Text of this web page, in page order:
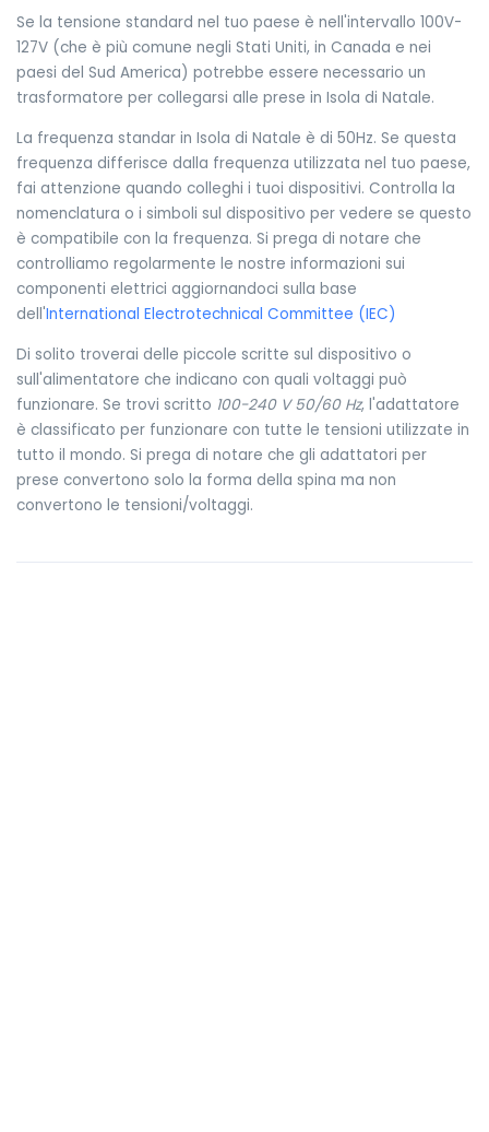
Se la tensione standard nel tuo paese è nell'intervallo 100V-
127V (che è più comune negli Stati Uniti, in Canada e nei
paesi del Sud America) potrebbe essere necessario un
trasformatore per collegarsi alle prese in Isola di Natale.
La frequenza standar in Isola di Natale è di 50Hz. Se questa
frequenza differisce dalla frequenza utilizzata nel tuo paese,
fai attenzione quando colleghi i tuoi dispositivi. Controlla la
nomenclatura o i simboli sul dispositivo per vedere se questo
è compatibile con la frequenza. Si prega di notare che
controlliamo regolarmente le nostre informazioni sui
componenti elettrici aggiornandoci sulla base
dell'International Electrotechnical Committee (IEC)
Di solito troverai delle piccole scritte sul dispositivo o
sull'alimentatore che indicano con quali voltaggi può
funzionare. Se trovi scritto 100-240 V 50/60 Hz, l'adattatore
è classificato per funzionare con tutte le tensioni utilizzate in
tutto il mondo. Si prega di notare che gli adattatori per
prese convertono solo la forma della spina ma non
convertono le tensioni/voltaggi.